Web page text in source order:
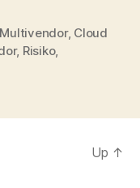
, Cloud
, Risiko,
Up ↑